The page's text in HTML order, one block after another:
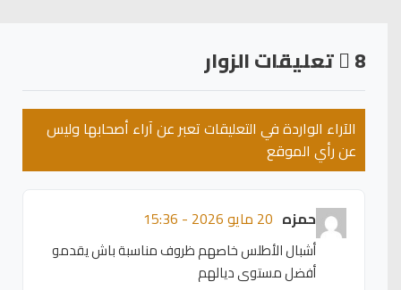
8 تعليقات الزوار
الآراء الواردة في التعليقات تعبر عن آراء أصحابها وليس
عن رأي الموقع
حمزه 20 مايو 2026 - 15:36
أشبال الأطلس خاصهم ظروف مناسبة باش يقدمو
أفضل مستوى ديالهم